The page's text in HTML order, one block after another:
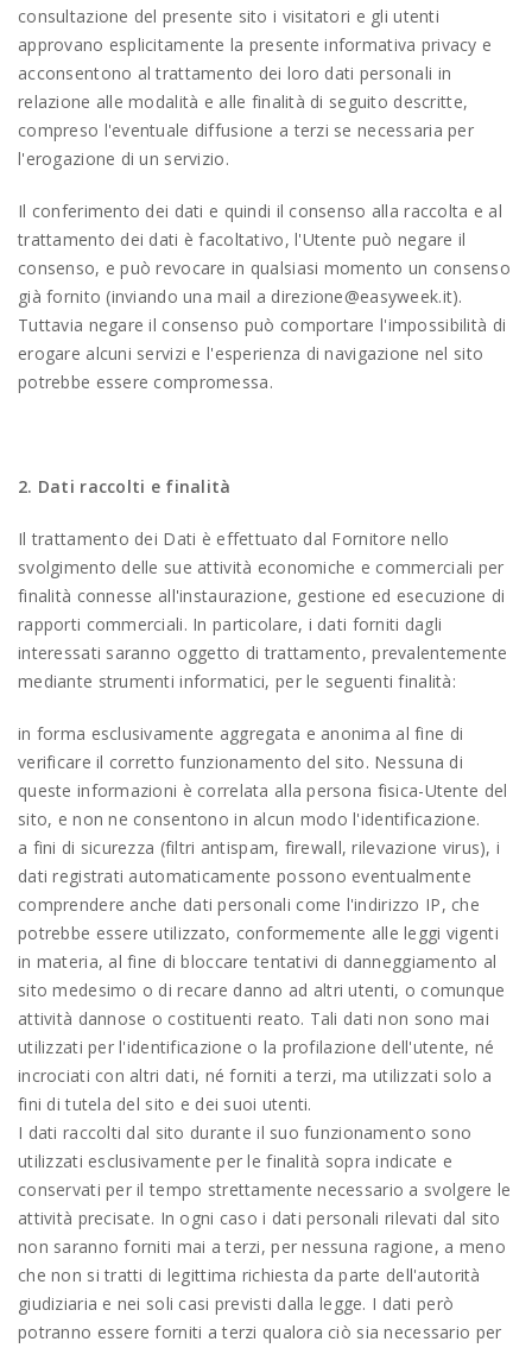
consultazione del presente sito i visitatori e gli utenti
approvano esplicitamente la presente informativa privacy e
acconsentono al trattamento dei loro dati personali in
relazione alle modalità e alle finalità di seguito descritte,
compreso l'eventuale diffusione a terzi se necessaria per
l'erogazione di un servizio.
Il conferimento dei dati e quindi il consenso alla raccolta e al
trattamento dei dati è facoltativo, l'Utente può negare il
consenso, e può revocare in qualsiasi momento un consenso
già fornito (inviando una mail a direzione@easyweek.it).
Tuttavia negare il consenso può comportare l'impossibilità di
erogare alcuni servizi e l'esperienza di navigazione nel sito
potrebbe essere compromessa.
2. Dati raccolti e finalità
Il trattamento dei Dati è effettuato dal Fornitore nello
svolgimento delle sue attività economiche e commerciali per
finalità connesse all'instaurazione, gestione ed esecuzione di
rapporti commerciali. In particolare, i dati forniti dagli
interessati saranno oggetto di trattamento, prevalentemente
mediante strumenti informatici, per le seguenti finalità:
in forma esclusivamente aggregata e anonima al fine di
verificare il corretto funzionamento del sito. Nessuna di
queste informazioni è correlata alla persona fisica-Utente del
sito, e non ne consentono in alcun modo l'identificazione.
a fini di sicurezza (filtri antispam, firewall, rilevazione virus), i
dati registrati automaticamente possono eventualmente
comprendere anche dati personali come l'indirizzo IP, che
potrebbe essere utilizzato, conformemente alle leggi vigenti
in materia, al fine di bloccare tentativi di danneggiamento al
sito medesimo o di recare danno ad altri utenti, o comunque
attività dannose o costituenti reato. Tali dati non sono mai
utilizzati per l'identificazione o la profilazione dell'utente, né
incrociati con altri dati, né forniti a terzi, ma utilizzati solo a
fini di tutela del sito e dei suoi utenti.
I dati raccolti dal sito durante il suo funzionamento sono
utilizzati esclusivamente per le finalità sopra indicate e
conservati per il tempo strettamente necessario a svolgere le
attività precisate. In ogni caso i dati personali rilevati dal sito
non saranno forniti mai a terzi, per nessuna ragione, a meno
che non si tratti di legittima richiesta da parte dell'autorità
giudiziaria e nei soli casi previsti dalla legge. I dati però
potranno essere forniti a terzi qualora ciò sia necessario per